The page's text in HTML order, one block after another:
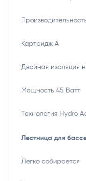
Картридж А
Двойная изоляция
Мощность 45 Ватт
Технология Hydro
Лестница для
Легко собирается